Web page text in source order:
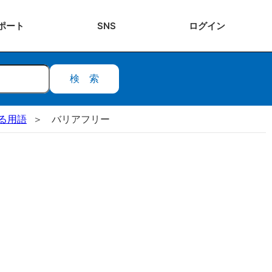
ート SNS ログイン
検索
用語 バリアフリー